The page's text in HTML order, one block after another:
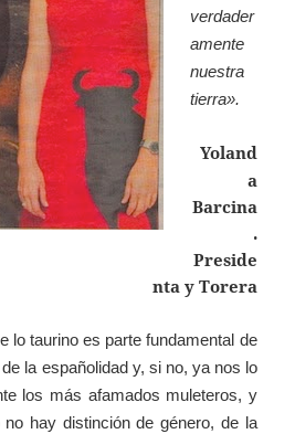
verdader
amente
nuestra
tierra».
Yoland
a
Barcina
.
Preside
nta y Torera
lo taurino es parte fundamental de
la españolidad y, si no, ya nos lo
los más afamados muleteros, y
hay distinción de género, de la